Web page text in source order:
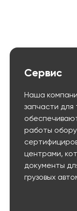
Сервис
Наша
запчасти для
работы
центрами,
документы
грузовых